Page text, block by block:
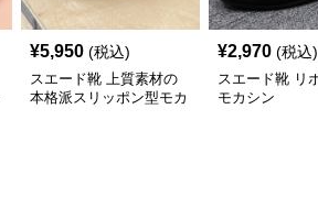
¥5,950 (税込)
スエード靴 上質素材の
本格派スリッポン型モカ
¥2,970 (税込)
スエード靴 リ
モカシン